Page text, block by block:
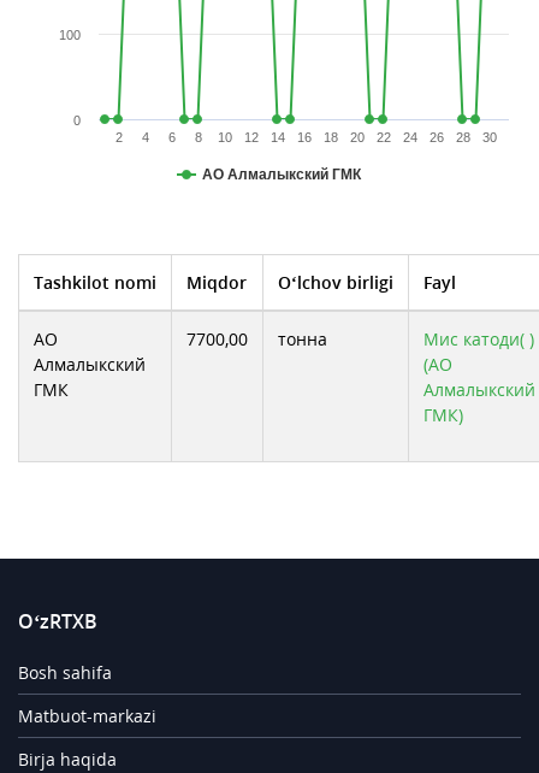
АО Алмалыкский ГМК
2 4 6 8 10 12 14 16 18 20 22 24 26 28 30
0
100
Tashkilot nomi Miqdor O‘lchov birligi Fayl
АО
Алмалыкский
ГМК
7700,00 тонна
Мис катоди( )
(АО
Алмалыкский
ГМК)
O‘zRTXB
Bosh sahifa
Matbuot-markazi
Birja haqida